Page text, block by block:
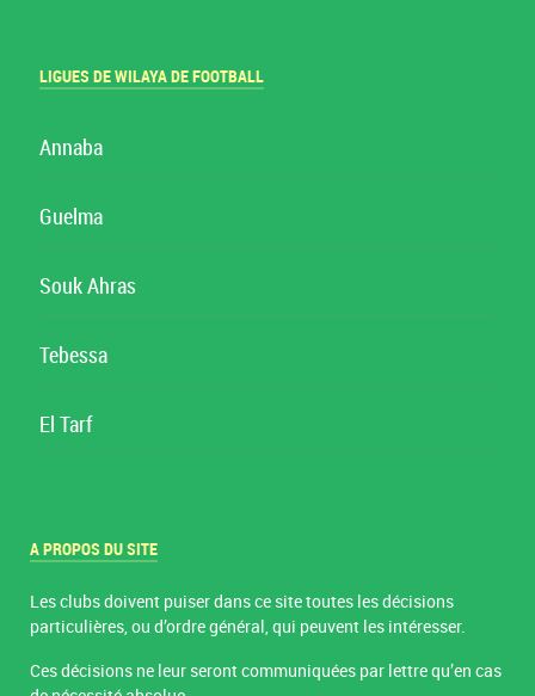
LIGUES DE WILAYA DE FOOTBALL
Annaba
Guelma
Souk Ahras
Tebessa
El Tarf
A PROPOS DU SITE
Les clubs doivent puiser dans ce site toutes les décisions
particulières, ou d’ordre général, qui peuvent les intéresser.
Ces décisions ne leur seront communiquées par lettre qu’en cas